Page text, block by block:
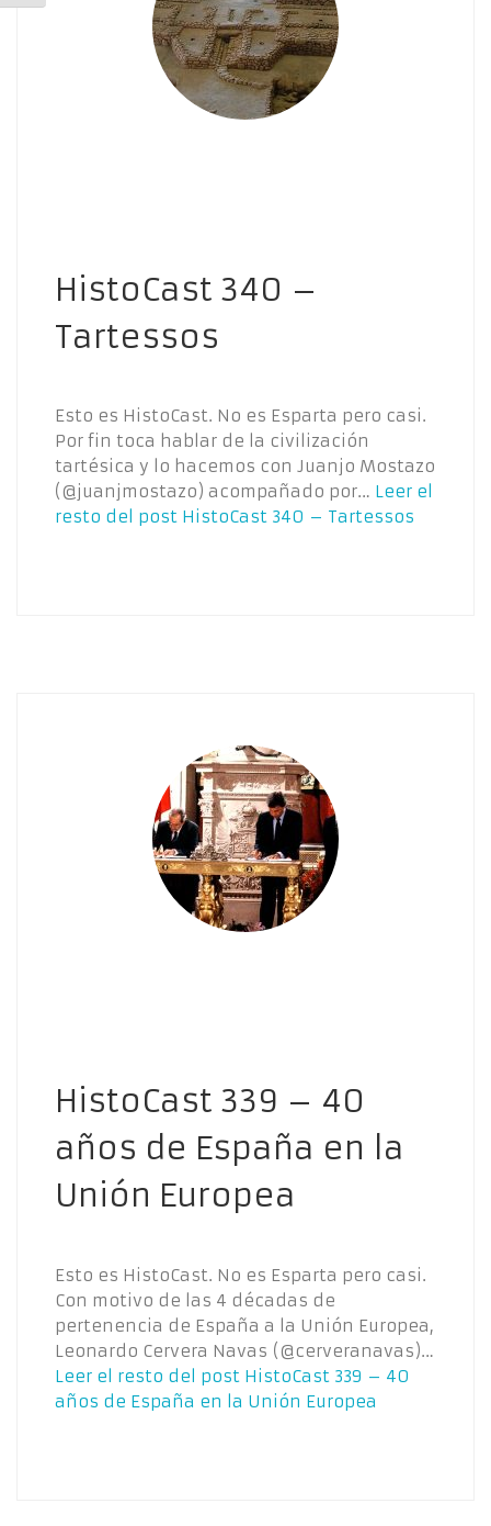
HistoCast 340 –
Tartessos
Esto es HistoCast. No es Esparta pero casi.
Por fin toca hablar de la civilización
tartésica y lo hacemos con Juanjo Mostazo
(@juanjmostazo) acompañado por… Leer el
resto del post HistoCast 340 – Tartessos
HistoCast 339 – 40
años de España en la
Unión Europea
Esto es HistoCast. No es Esparta pero casi.
Con motivo de las 4 décadas de
pertenencia de España a la Unión Europea,
Leonardo Cervera Navas (@cerveranavas)…
Leer el resto del post HistoCast 339 – 40
años de España en la Unión Europea